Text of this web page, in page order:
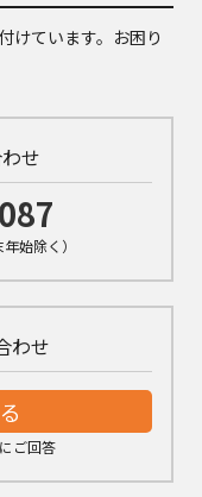
けています。お困り
せ
始除く）
わせ
ご回答